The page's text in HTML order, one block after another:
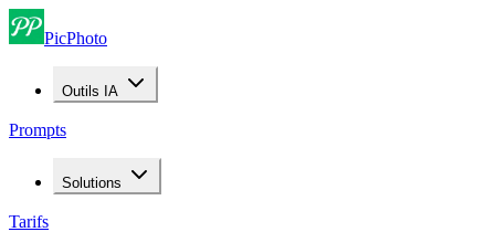
PicPhoto
Outils IA
Prompts
Solutions
Tarifs